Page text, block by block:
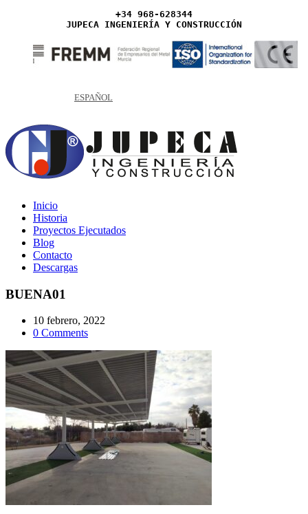
+34 968-628344
JUPECA INGENIERÍA Y CONSTRUCCIÓN
ESPAÑOL
Inicio
Historia
Proyectos Ejecutados
Blog
Contacto
Descargas
BUENA01
10 febrero, 2022
0 Comments